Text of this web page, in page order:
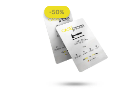
-50%
-50%
era:
$ 60.000.